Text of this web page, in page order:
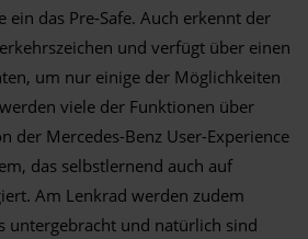
ein das Pre-Safe. Auch erkennt der
und verfügt über einen
um nur einige der Möglichkeiten
viele der Funktionen über
der Mercedes-Benz User-Experience
das selbstlernend auch auf
Am Lenkrad werden zudem
untergebracht und natürlich sind